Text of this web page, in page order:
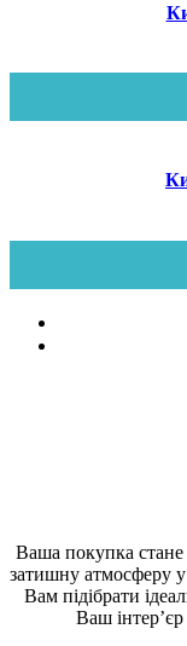
Ваша покупка
затишну атмосферу
Вам підібрати
Ваш